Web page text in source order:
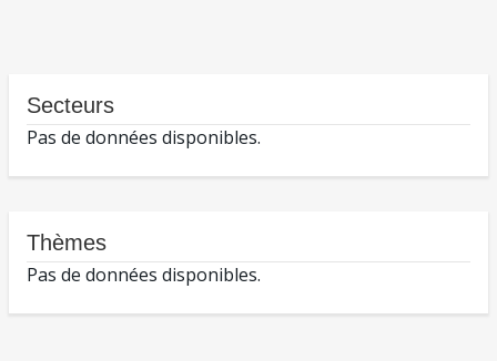
Secteurs
Pas de données disponibles.
Thèmes
Pas de données disponibles.